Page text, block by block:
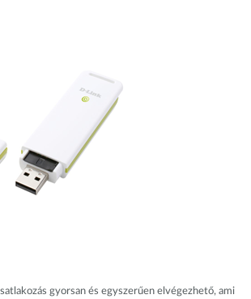
gyorsan és egyszerűen elvégezhető, ami